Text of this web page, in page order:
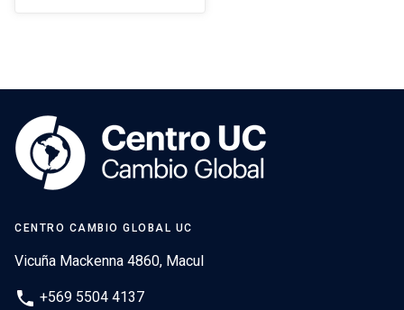
CENTRO CAMBIO GLOBAL UC
Vicuña Mackenna 4860, Macul
phone +569 5504 4137